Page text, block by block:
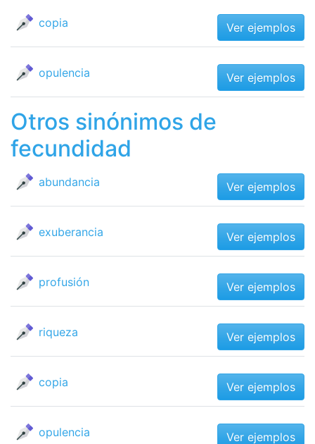
copia Ver ejemplos
opulencia Ver ejemplos
Otros sinónimos de
fecundidad
abundancia Ver ejemplos
exuberancia Ver ejemplos
profusión Ver ejemplos
riqueza Ver ejemplos
copia Ver ejemplos
opulencia Ver ejemplos